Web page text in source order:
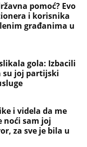
pomoć? Evo
i korisnika
građanima u
gola: Izbacili
su joj partijski
i videla da me
noći sam joj
za sve je bila u